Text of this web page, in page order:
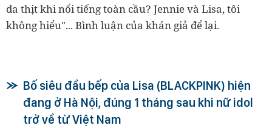
da thịt khi nổi tiếng toàn cầu? Jennie và Lisa, tôi
không hiểu"... Bình luận của khán giả để lại.
Bố siêu đầu bếp của Lisa (BLACKPINK) hiện
đang ở Hà Nội, đúng 1 tháng sau khi nữ idol
trở về từ Việt Nam